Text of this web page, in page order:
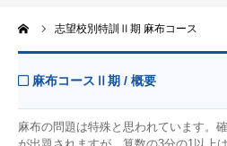
志望校別特訓Ⅱ期 麻布コース
麻布コースⅡ期 / 概要
麻布の問題は特殊と思われています。
模試